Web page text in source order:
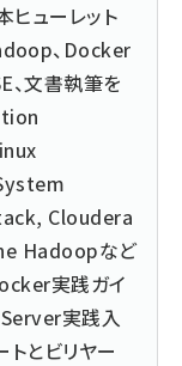
ヒューレット
、Docker
、文書執筆を
Cloudera
Hadoopなど
実践ガイ
Server実践入
トとビリヤー